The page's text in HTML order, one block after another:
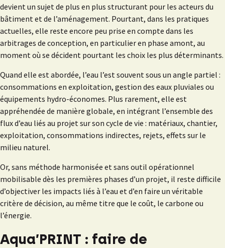
devient un sujet de plus en plus structurant pour les acteurs du
bâtiment et de l’aménagement. Pourtant, dans les pratiques
actuelles, elle reste encore peu prise en compte dans les
arbitrages de conception, en particulier en phase amont, au
moment où se décident pourtant les choix les plus déterminants.
Quand elle est abordée, l’eau l’est souvent sous un angle partiel :
consommations en exploitation, gestion des eaux pluviales ou
équipements hydro-économes. Plus rarement, elle est
appréhendée de manière globale, en intégrant l’ensemble des
flux d’eau liés au projet sur son cycle de vie : matériaux, chantier,
exploitation, consommations indirectes, rejets, effets sur le
milieu naturel.
Or, sans méthode harmonisée et sans outil opérationnel
mobilisable dès les premières phases d’un projet, il reste difficile
d’objectiver les impacts liés à l’eau et d’en faire un véritable
critère de décision, au même titre que le coût, le carbone ou
l’énergie.
Aqua’PRINT : faire de